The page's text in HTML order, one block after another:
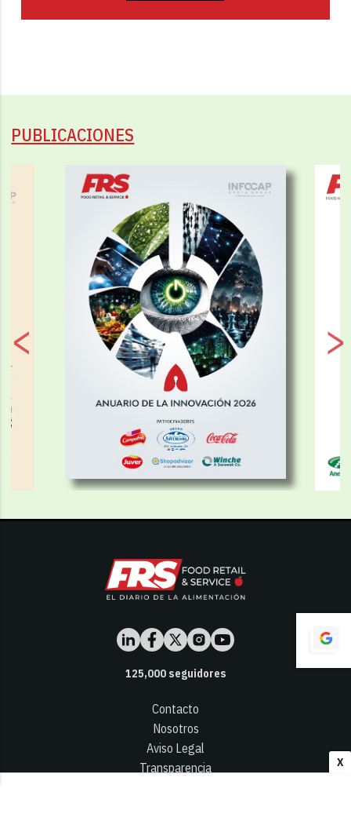
X
PUBLICACIONES
125,000seguidores
Contacto
Nosotros
Aviso Legal
Transparencia